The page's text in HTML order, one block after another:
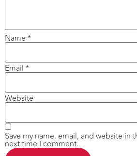
Name *
Email *
Website
Save my name, email, and website in
next time I comment.